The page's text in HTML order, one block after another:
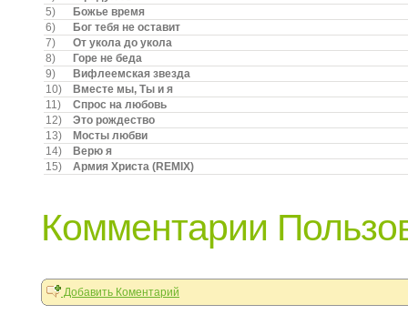
5)
Божье время
6)
Бог тебя не оставит
7)
От укола до укола
8)
Горе не беда
9)
Вифлеемская звезда
10)
Вместе мы, Ты и я
11)
Спрос на любовь
12)
Это рождество
13)
Мосты любви
14)
Верю я
15)
Армия Христа (REMIX)
Комментарии
Добавить Коментарий